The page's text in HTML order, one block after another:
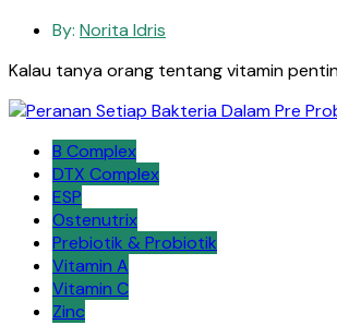
By: Norita Idris
Kalau tanya orang tentang vitamin
B Complex
DTX Complex
ESP
Ostenutrix
Prebiotik & Probiotik
Vitamin A
Vitamin C
Zinc